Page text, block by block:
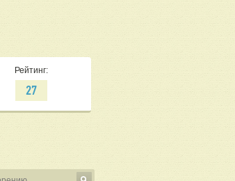
Рейтинг:
27